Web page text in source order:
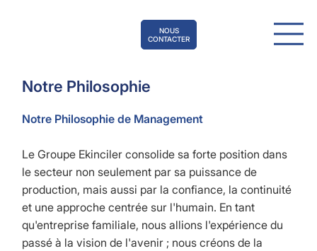
NOUS
CONTACTER
Notre Philosophie
Notre Philosophie de Management
Le Groupe Ekinciler consolide sa forte position dans
le secteur non seulement par sa puissance de
production, mais aussi par la confiance, la continuité
et une approche centrée sur l'humain. En tant
qu'entreprise familiale, nous allions l'expérience du
passé à la vision de l'avenir ; nous créons de la